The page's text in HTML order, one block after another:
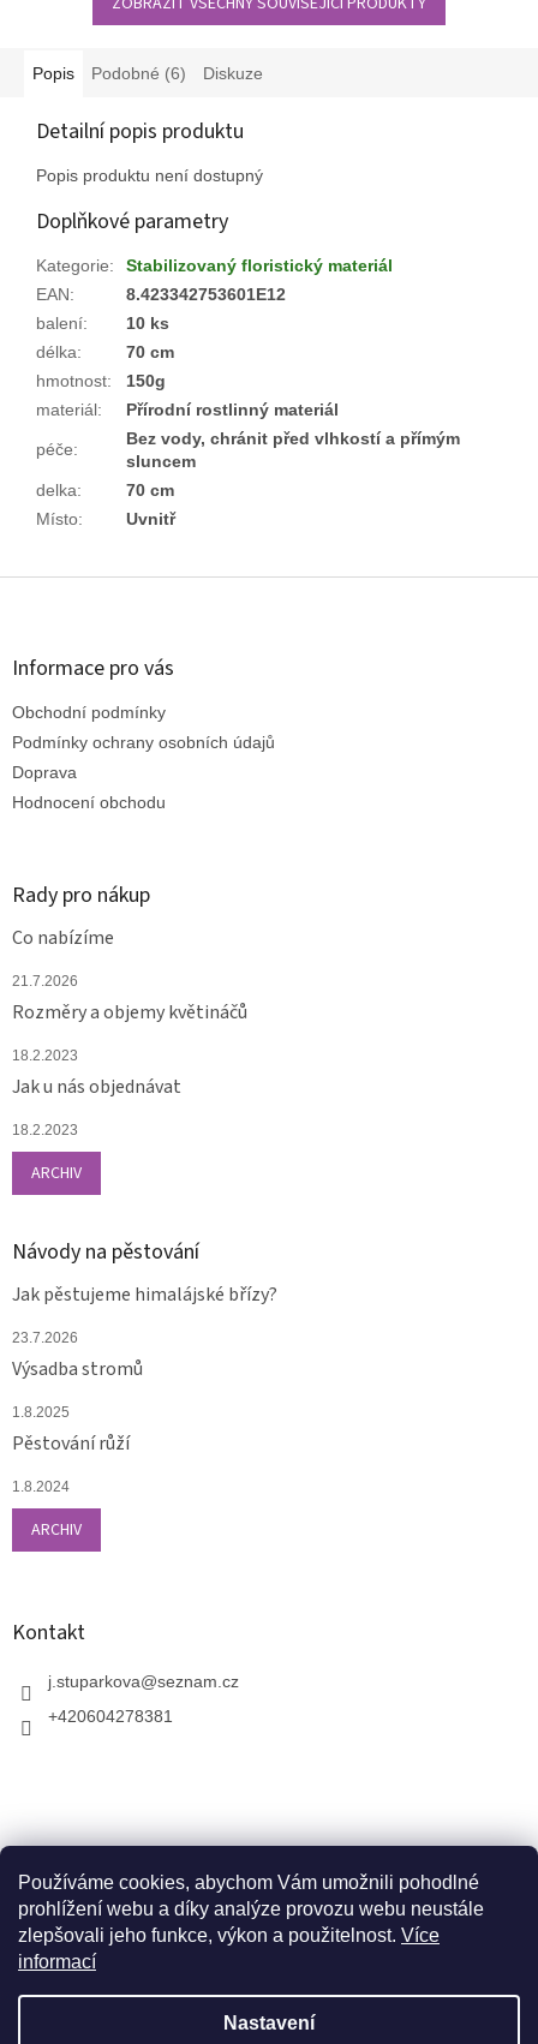
Používáme cookies, abychom Vám umožnili pohodlné
prohlížení webu a díky analýze provozu webu neustále
zlepšovali jeho funkce, výkon a použitelnost. Více
informací
Nastavení
V zahradnictví je možné osobně vybírat stromy a
dopravou. Otevřeno máme ve středu, v pátek a v neděli
Popis Podobné (6) Diskuze
Detailní popis produktu
Popis produktu není dostupný
Doplňkové parametry
Kategorie:
Stabilizovaný floristický materiál
EAN:
8.423342753601E12
balení:
10 ks
délka:
70 cm
hmotnost:
150g
materiál: Přírodní rostlinný materiál
péče:
Bez vody, chránit před vlhkostí a přímým
sluncem
delka:
70 cm
Místo: Uvnitř
Z
Informace pro vás
Obchodní podmínky
Podmínky ochrany osobních údajů
Doprava
Hodnocení obchodu
Rady pro nákup
Co nabízíme
21.7.2026
Rozměry a objemy květináčů
18.2.2023
Jak u nás objednávat
18.2.2023
ARCHIV
Návody na pěstování
Jak pěstujeme himalájské břízy?
23.7.2026
Výsadba stromů
1.8.2025
Pěstování růží
1.8.2024
ARCHIV
Kontakt
j.stuparkova@seznam.cz
+420604278381